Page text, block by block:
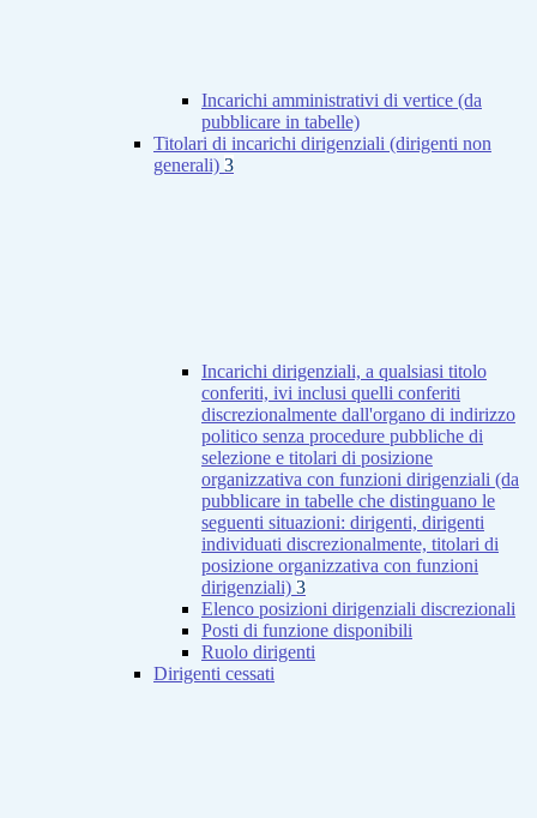
Incarichi amministrativi di vertice (da
pubblicare in tabelle)
Titolari di incarichi dirigenziali (dirigenti non
generali) 3
Incarichi dirigenziali, a qualsiasi titolo
conferiti, ivi inclusi quelli conferiti
discrezionalmente dall'organo di indirizzo
politico senza procedure pubbliche di
selezione e titolari di posizione
organizzativa con funzioni dirigenziali (da
pubblicare in tabelle che distinguano le
seguenti situazioni: dirigenti, dirigenti
individuati discrezionalmente, titolari di
posizione organizzativa con funzioni
dirigenziali) 3
Elenco posizioni dirigenziali discrezionali
Posti di funzione disponibili
Ruolo dirigenti
Dirigenti cessati